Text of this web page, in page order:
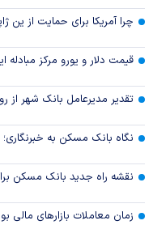
چرا آمریکا برای حمایت از ین
قیمت دلار و یورو مرکز مبادله ایران؛
تقدیر مدیرعامل بانک شهر از
نگاه بانک مسکن به خبرنگاری؛
نقشه راه جدید بانک مسکن
زمان معاملات بازار‌های